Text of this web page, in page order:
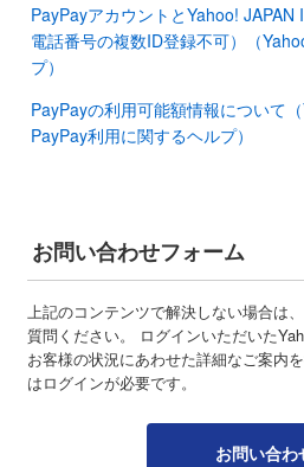
PayPayアカウントとYahoo!
電話番号の複数ID登録不可）（
プ）
PayPayの利用可能額情報について
PayPay利用に関するヘルプ）
お問い合わせフォーム
上記のコンテンツで解決しない場合は
質問ください。 ログインいただいた
お客様の状況にあわせた詳細なご案内
はログインが必要です。
お問い合わ